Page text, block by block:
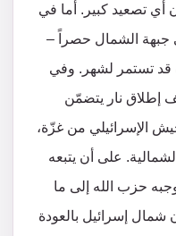
أي تصعيد كبير. أما في
جبهة الشمال حصراً –
قد تستمر لشهر. وفي
إطلاق نار يتضمّن
الإسرائيلي من غزّة،
على أن يتبعه
حزب الله إلى ما
شمال إسرائيل بالعودة